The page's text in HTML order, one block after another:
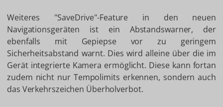
Weiteres "SaveDrive"-Feature in den neuen
Navigationsgeräten ist ein Abstandswarner, der
ebenfalls mit Gepiepse vor zu geringem
Sicherheitsabstand warnt. Dies wird alleine über die im
Gerät integrierte Kamera ermöglicht. Diese kann fortan
zudem nicht nur Tempolimits erkennen, sondern auch
das Verkehrszeichen Überholverbot.